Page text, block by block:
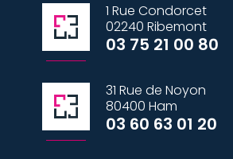
1 Rue Condorcet
02240 Ribemont
03 75 21 00 80
31 Rue de Noyon
80400 Ham
03 60 63 01 20